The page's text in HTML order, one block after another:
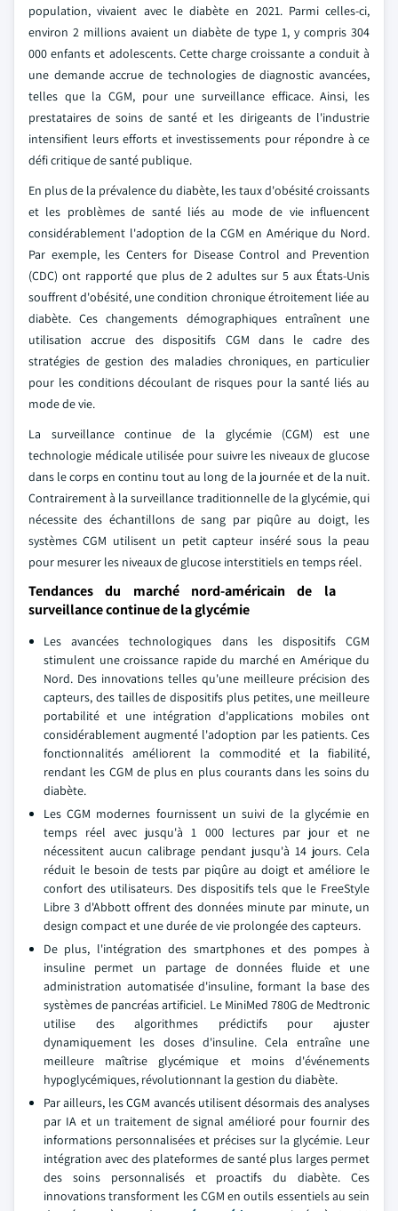
population, vivaient avec le diabète en 2021. Parmi celles-ci,
environ 2 millions avaient un diabète de type 1, y compris 304
000 enfants et adolescents. Cette charge croissante a conduit à
une demande accrue de technologies de diagnostic avancées,
telles que la CGM, pour une surveillance efficace. Ainsi, les
prestataires de soins de santé et les dirigeants de l'industrie
intensifient leurs efforts et investissements pour répondre à ce
défi critique de santé publique.
En plus de la prévalence du diabète, les taux d'obésité croissants
et les problèmes de santé liés au mode de vie influencent
considérablement l'adoption de la CGM en Amérique du Nord.
Par exemple, les Centers for Disease Control and Prevention
(CDC) ont rapporté que plus de 2 adultes sur 5 aux États-Unis
souffrent d'obésité, une condition chronique étroitement liée au
diabète. Ces changements démographiques entraînent une
utilisation accrue des dispositifs CGM dans le cadre des
stratégies de gestion des maladies chroniques, en particulier
pour les conditions découlant de risques pour la santé liés au
mode de vie.
La surveillance continue de la glycémie (CGM) est une
technologie médicale utilisée pour suivre les niveaux de glucose
dans le corps en continu tout au long de la journée et de la nuit.
Contrairement à la surveillance traditionnelle de la glycémie, qui
nécessite des échantillons de sang par piqûre au doigt, les
systèmes CGM utilisent un petit capteur inséré sous la peau
pour mesurer les niveaux de glucose interstitiels en temps réel.
Tendances du marché nord-américain de la
surveillance continue de la glycémie
Les avancées technologiques dans les dispositifs CGM
stimulent une croissance rapide du marché en Amérique du
Nord. Des innovations telles qu'une meilleure précision des
capteurs, des tailles de dispositifs plus petites, une meilleure
portabilité et une intégration d'applications mobiles ont
considérablement augmenté l'adoption par les patients. Ces
fonctionnalités améliorent la commodité et la fiabilité,
rendant les CGM de plus en plus courants dans les soins du
diabète.
Les CGM modernes fournissent un suivi de la glycémie en
temps réel avec jusqu'à 1 000 lectures par jour et ne
nécessitent aucun calibrage pendant jusqu'à 14 jours. Cela
réduit le besoin de tests par piqûre au doigt et améliore le
confort des utilisateurs. Des dispositifs tels que le FreeStyle
Libre 3 d'Abbott offrent des données minute par minute, un
design compact et une durée de vie prolongée des capteurs.
De plus, l'intégration des smartphones et des pompes à
insuline permet un partage de données fluide et une
administration automatisée d'insuline, formant la base des
systèmes de pancréas artificiel. Le MiniMed 780G de Medtronic
utilise des algorithmes prédictifs pour ajuster
dynamiquement les doses d'insuline. Cela entraîne une
meilleure maîtrise glycémique et moins d'événements
hypoglycémiques, révolutionnant la gestion du diabète.
Par ailleurs, les CGM avancés utilisent désormais des analyses
par IA et un traitement de signal amélioré pour fournir des
informations personnalisées et précises sur la glycémie. Leur
intégration avec des plateformes de santé plus larges permet
des soins personnalisés et proactifs du diabète. Ces
innovations transforment les CGM en outils essentiels au sein